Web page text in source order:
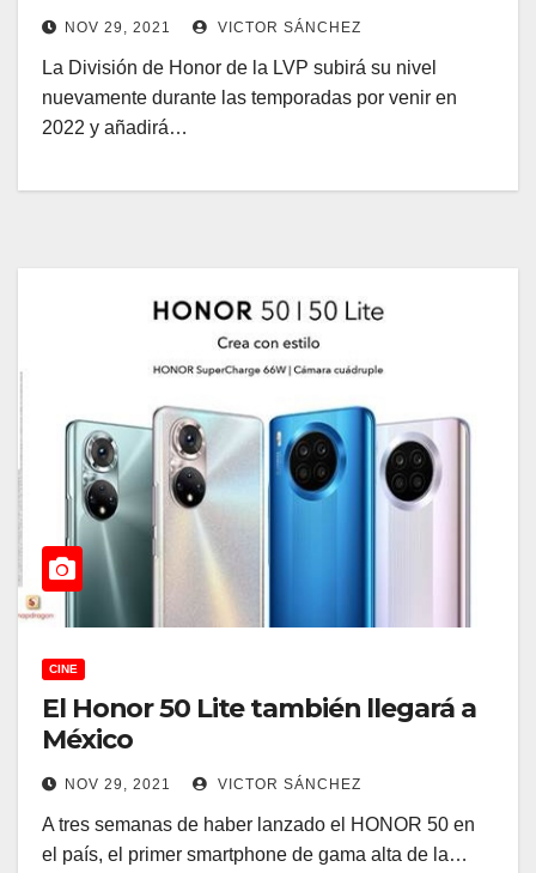
NOV 29, 2021 VICTOR SÁNCHEZ
La División de Honor de la LVP subirá su nivel
nuevamente durante las temporadas por venir en
2022 y añadirá…
CINE
El Honor 50 Lite también llegará a
México
NOV 29, 2021 VICTOR SÁNCHEZ
A tres semanas de haber lanzado el HONOR 50 en
el país, el primer smartphone de gama alta de la…